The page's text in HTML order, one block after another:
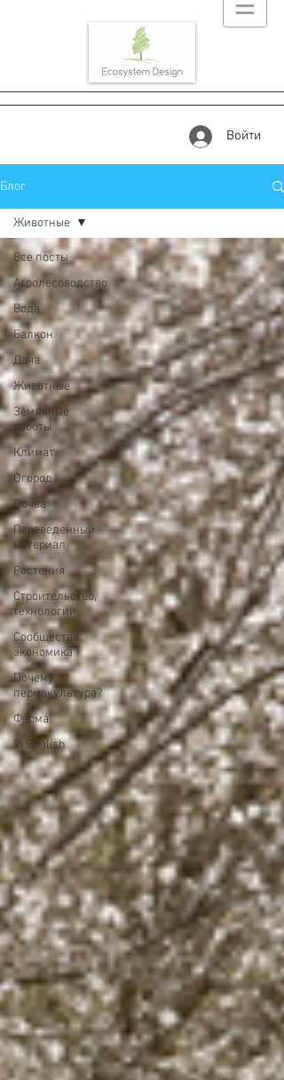
Войти
Блог
Все посты
Агролесоводство
Вода
Балкон
Дача
Животные
Земляные
работы
Климат
Огород
Почва
Переведенный
материал
Растения
Строительство,
технологии
Сообщества,
экономика
Почему
пермакультура?
Ферма
In English
Животные